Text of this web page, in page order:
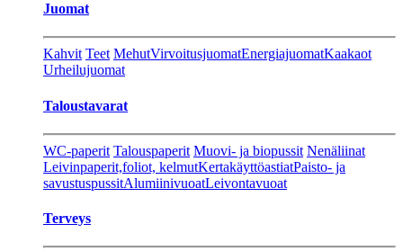
Juomat
Kahvit Teet MehutVirvoitusjuomatEnergiajuomatKaakaot
Urheilujuomat
Taloustavarat
WC-paperit Talouspaperit Muovi- ja biopussit Nenäliinat
Leivinpaperit,foliot, kelmutKertakäyttöastiatPaisto- ja
savustuspussitAlumiinivuoatLeivontavuoat
Terveys